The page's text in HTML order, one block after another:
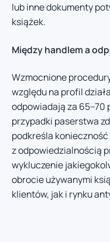
lub inne dokumenty
książek.
Między handlem a
Wzmocnione
względu na profil
odpowiadają za 65–70
przypadki paserstwa
podkreśla
z odpowiedzialnością
wykluczenie
obrocie używanymi
klientów, jak i rynku